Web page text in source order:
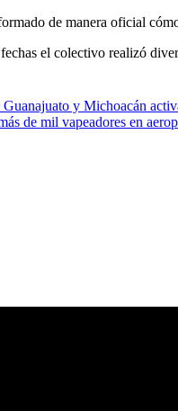
de manera oficial
el colectivo realizó
y Michoacán
de mil vapeadores en